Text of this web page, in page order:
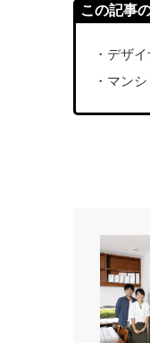
この記事
・デザ
・マン